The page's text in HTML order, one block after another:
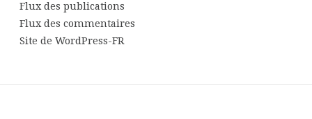
Flux des publications
Flux des commentaires
Site de WordPress-FR